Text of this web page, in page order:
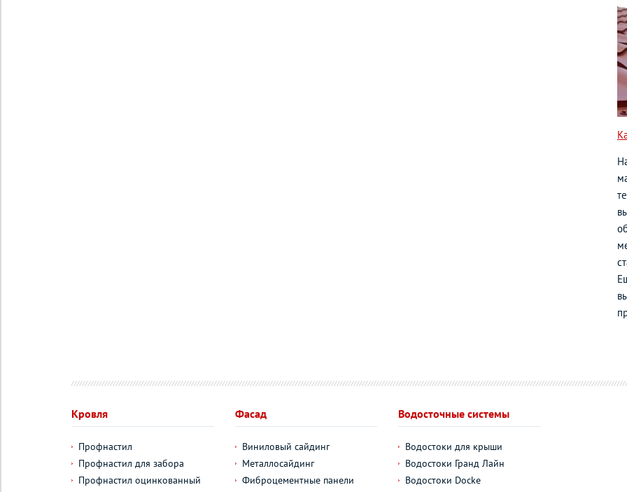
Кровля
Профнастил
Профнастил для забора
Профнастил оцинкованный
Фасад
Виниловый сайдинг
Металлосайдинг
Фиброцементные панели
Водосточные системы
Водостоки для крыши
Водостоки Гранд Лайн
Водостоки Docke